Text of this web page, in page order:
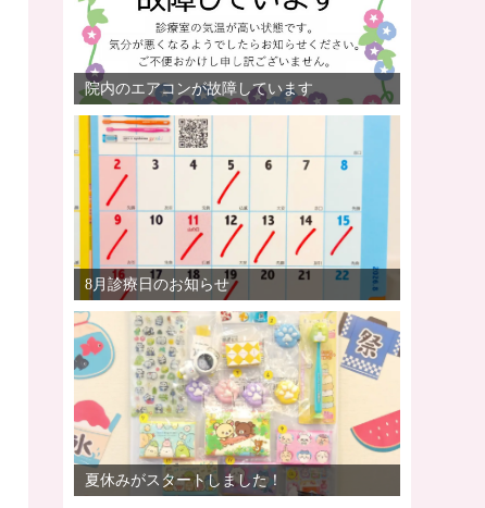
院内のエアコンが故障しています
8月診療日のお知らせ
夏休みがスタートしました！